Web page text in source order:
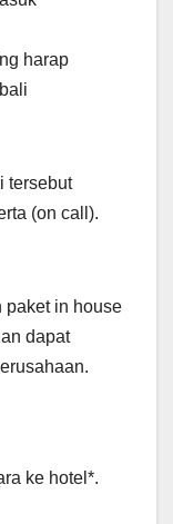
harap
tersebut
(on call).
paket in house
dapat
ke hotel*.